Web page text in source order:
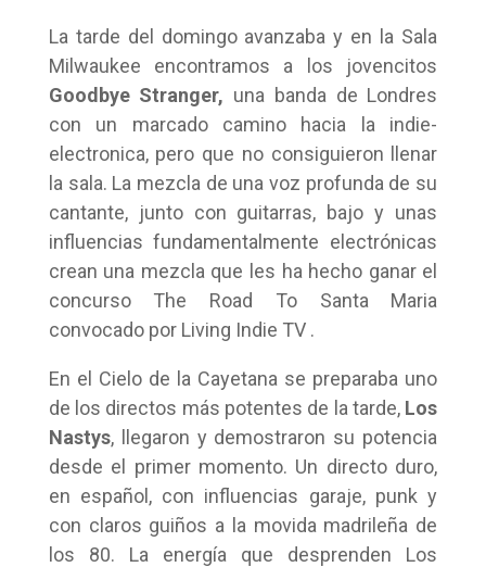
La tarde del domingo avanzaba y en la Sala
Milwaukee encontramos a los jovencitos
Goodbye Stranger, una banda de Londres
con un marcado camino hacia la indie-
electronica, pero que no consiguieron llenar
la sala. La mezcla de una voz profunda de su
cantante, junto con guitarras, bajo y unas
influencias fundamentalmente electrónicas
crean una mezcla que les ha hecho ganar el
concurso The Road To Santa Maria
convocado por Living Indie TV .
En el Cielo de la Cayetana se preparaba uno
de los directos más potentes de la tarde, Los
Nastys, llegaron y demostraron su potencia
desde el primer momento. Un directo duro,
en español, con influencias garaje, punk y
con claros guiños a la movida madrileña de
los 80. La energía que desprenden Los